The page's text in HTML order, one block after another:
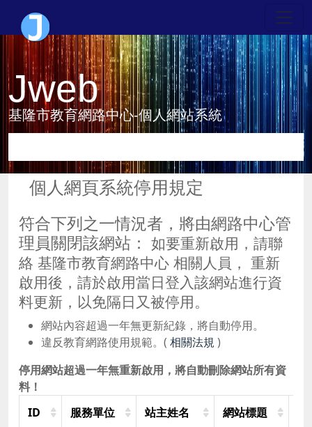
Jweb
基隆市教育網路中心-個人網站系統
個人網頁系統停用規定
符合下列之一情況者，將由網路中心管
理員關閉該網站： 如要重新啟用，請聯
絡 基隆市教育網路中心 相關人員， 重新
啟用後，請於啟用當日登入該網站進行資
料更新，以免隔日又被停用。
網站內容超過一年無更新紀錄，將自動停用。
違反教育網路使用規範。( 相關法規 )
停用網站超過一年無重新啟用，將自動刪除網站所有資
料！
ID
服務單位 站主姓名 網站標題